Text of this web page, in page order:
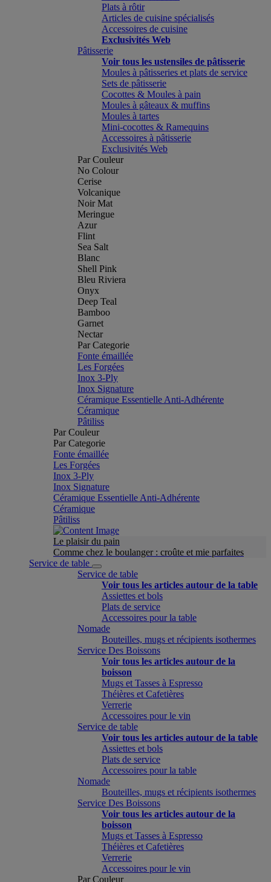
Plats à rôtir
Articles de cuisine spécialisés
Accessoires de cuisine
Exclusivités Web
Pâtisserie
Voir tous les ustensiles de pâtisserie
Moules à pâtisseries et plats de service
Sets de pâtisserie
Cocottes & Moules à pain
Moules à gâteaux & muffins
Moules à tartes
Mini-cocottes & Ramequins
Accessoires à pâtisserie
Exclusivités Web
Par Couleur
No Colour
Cerise
Volcanique
Noir Mat
Meringue
Azur
Flint
Sea Salt
Blanc
Shell Pink
Bleu Riviera
Onyx
Deep Teal
Bamboo
Garnet
Nectar
Par Categorie
Fonte émaillée
Les Forgées
Inox 3-Ply
Inox Signature
Céramique Essentielle Anti-Adhérente
Céramique
Pâtiliss
Par Couleur
Par Categorie
Fonte émaillée
Les Forgées
Inox 3-Ply
Inox Signature
Céramique Essentielle Anti-Adhérente
Céramique
Pâtiliss
Le plaisir du pain
Comme chez le boulanger : croûte et mie parfaites
Service de table
Service de table
Voir tous les articles autour de la table
Assiettes et bols
Plats de service
Accessoires pour la table
Nomade
Bouteilles, mugs et récipients isothermes
Service Des Boissons
Voir tous les articles autour de la
boisson
Mugs et Tasses à Espresso
Théières et Cafetières
Verrerie
Accessoires pour le vin
Service de table
Voir tous les articles autour de la table
Assiettes et bols
Plats de service
Accessoires pour la table
Nomade
Bouteilles, mugs et récipients isothermes
Service Des Boissons
Voir tous les articles autour de la
boisson
Mugs et Tasses à Espresso
Théières et Cafetières
Verrerie
Accessoires pour le vin
Par Couleur